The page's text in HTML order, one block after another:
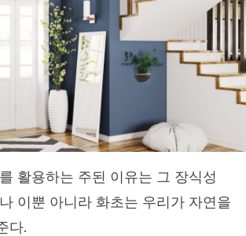
활용하는 주된 이유는 그 장식성
이뿐 아니라 화초는 우리가 자연을
다.